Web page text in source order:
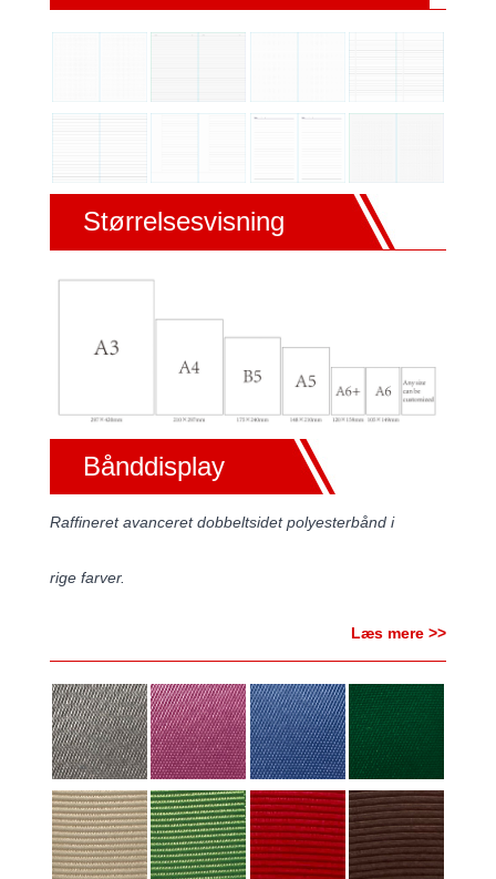
Størrelsesvisning
Bånddisplay
Raffineret avanceret dobbeltsidet polyesterbånd i
rige farver.
Læs mere >>